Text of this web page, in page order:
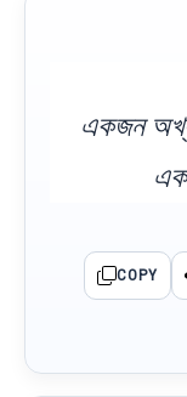
একজন
COPY